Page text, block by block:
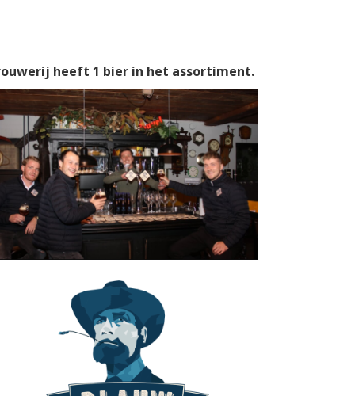
heeft 1 bier in het assortiment.